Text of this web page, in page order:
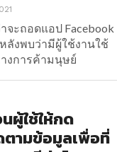
จะถอดแอป Facebook
ลังพบว่ามีผู้ใช้งานใช้
งการค้ามนุษย์
ผู้ใช้ให้กด
ามข้อมูลเพื่อที่